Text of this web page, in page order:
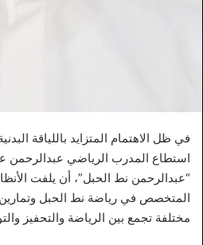
في ظل الاهتمام المتزايد باللياقة
استطاع المدرب الرياضي عبدالرحمن
“عبدالرحمن نط الحبل”، أن يلفت
المتخصص في رياضة نط الحبل وتمارين
مختلفة تجمع بين الرياضة والتحفيز